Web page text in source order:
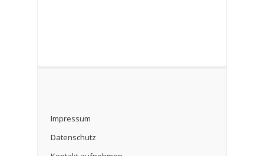
Impressum
Datenschutz